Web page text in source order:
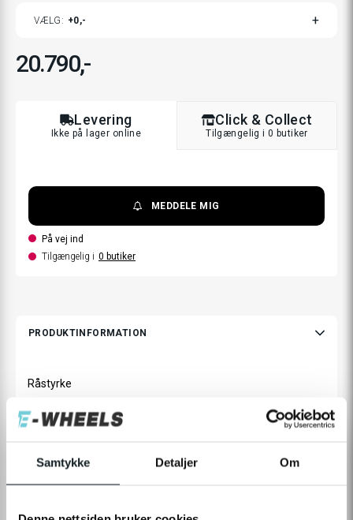
Samtykke Detaljer Om
VÆLG 0,-
20.790,-
Levering
Ikke på lager online
MEDDELE MIG
På vej ind
Tilgængelig i 0 butiker
Click & Collect
Tilgængelig i 0 butiker
PRODUKTINFORMATION
Råstyrke
Blandt de modeller, som Vsett tilbyder, er 10+ det største og
motor. Når denne kraft kombineres med dobbelte